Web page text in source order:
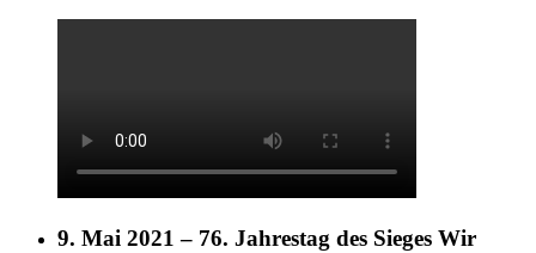
9. Mai 2021 – 76. Jahrestag des Sieges Wir